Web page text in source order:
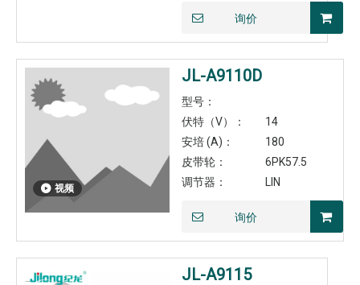
询价
视频
JL-A9110D
型号：
伏特（V）：
14
安培 (A)：
180
皮带轮：
6PK57.5
调节器：
LIN
询价
JL-A9115